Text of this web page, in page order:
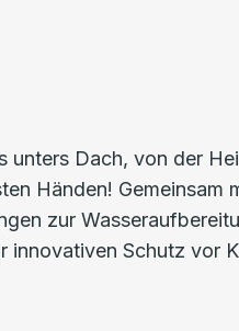
unters Dach, von der
Händen! Gemeinsam
zur
innovativen Schutz vor